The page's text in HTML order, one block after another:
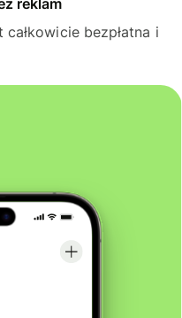
reklam
bezpłatna i